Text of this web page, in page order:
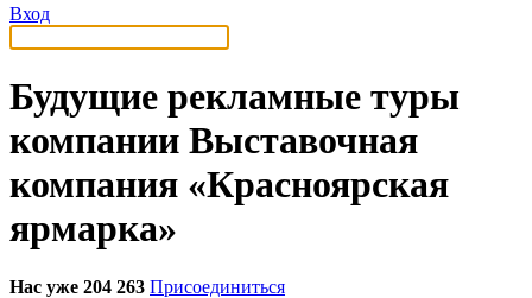
Вход
Будущие рекламные туры
компании Выставочная
компания «Красноярская
ярмарка»
Нас уже 204 263 Присоединиться